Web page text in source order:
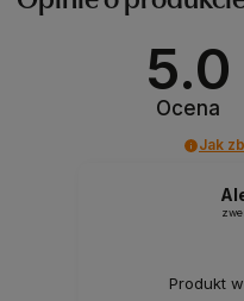
5.0
Ocena
Jak
Produkt